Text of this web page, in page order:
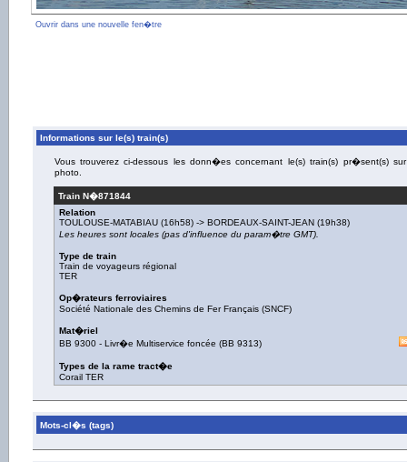
Ouvrir dans une nouvelle fen�tre
Informations sur le(s) train(s)
Vous trouverez ci-dessous les donn�es concernant le(s) train(s) pr�sent(s)
photo.
Train N�871844
Relation
TOULOUSE-MATABIAU (16h58) -> BORDEAUX-SAINT-JEAN (19h38)
Les heures sont locales (pas d'influence du param�tre GMT).
Type de train
Train de voyageurs régional
TER
Op�rateurs ferroviaires
Société Nationale des Chemins de Fer Français (SNCF)
Mat�riel
BB 9300 - Livr�e Multiservice foncée (BB 9313)
Types de la rame tract�e
Corail TER
Mots-cl�s (tags)